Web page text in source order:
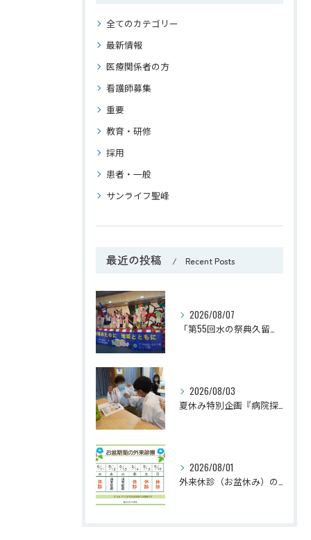
全てのカテゴリー
最新情報
医療関係者の方
看護師募集
重要
教育・研修
採用
患者・一般
サンライフ聖峰
最近の投稿 Recent Posts
2026/08/07
「第55回水の祭典久留米まつり」に参加しました！
2026/08/03
夏休み特別企画『病院探検隊2026』を開催しました！
2026/08/01
外来休診（お盆休み）のお知らせ